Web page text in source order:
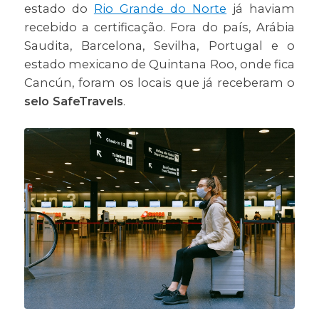
estado do Rio Grande do Norte já haviam
recebido a certificação. Fora do país, Arábia
Saudita, Barcelona, Sevilha, Portugal e o
estado mexicano de Quintana Roo, onde fica
Cancún, foram os locais que já receberam o
selo SafeTravels.